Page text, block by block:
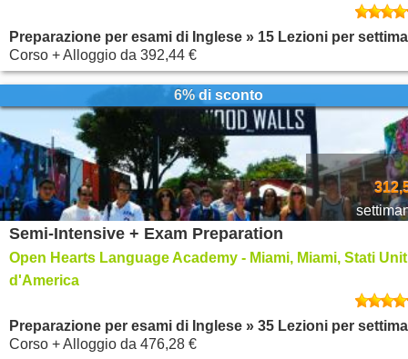
Preparazione per esami di Inglese » 15 Lezioni per
Corso + Alloggio da 392,44 €
6% di sconto
Semi-Intensive + Exam Preparation
Open Hearts Language Academy - Miami, Miami, Stati
d'America
Preparazione per esami di Inglese » 35 Lezioni per
Corso + Alloggio da 476,28 €